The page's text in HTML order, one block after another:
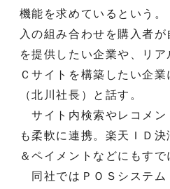
機能を求めているという
入の組み合わせを購入者
を提供したい企業や、リア
Ｃサイトを構築したい企業
（北川社長）と話す。
サイト内検索やレコメン
も柔軟に連携。楽天ＩＤ
＆ペイメントなどにもすで
同社ではＰＯＳシステム